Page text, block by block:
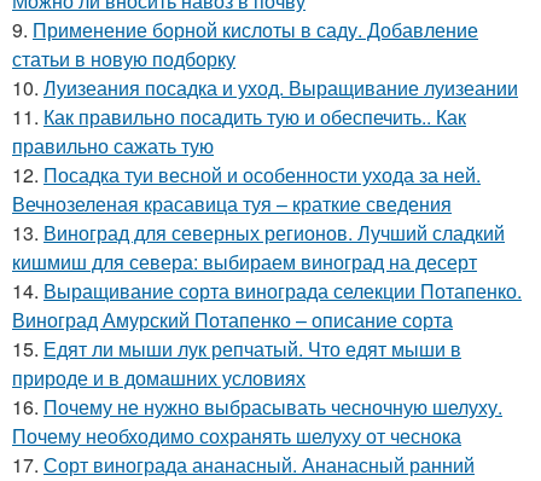
9. Применение борной кислоты в саду. Добавление
статьи в новую подборку
10. Луизеания посадка и уход. Выращивание луизеании
11. Как правильно посадить тую и обеспечить.. Как
правильно сажать тую
12. Посадка туи весной и особенности ухода за ней.
Вечнозеленая красавица туя – краткие сведения
13. Виноград для северных регионов. Лучший сладкий
кишмиш для севера: выбираем виноград на десерт
14. Выращивание сорта винограда селекции Потапенко.
Виноград Амурский Потапенко – описание сорта
15. Едят ли мыши лук репчатый. Что едят мыши в
природе и в домашних условиях
16. Почему не нужно выбрасывать чесночную шелуху.
Почему необходимо сохранять шелуху от чеснока
17. Сорт винограда ананасный. Ананасный ранний